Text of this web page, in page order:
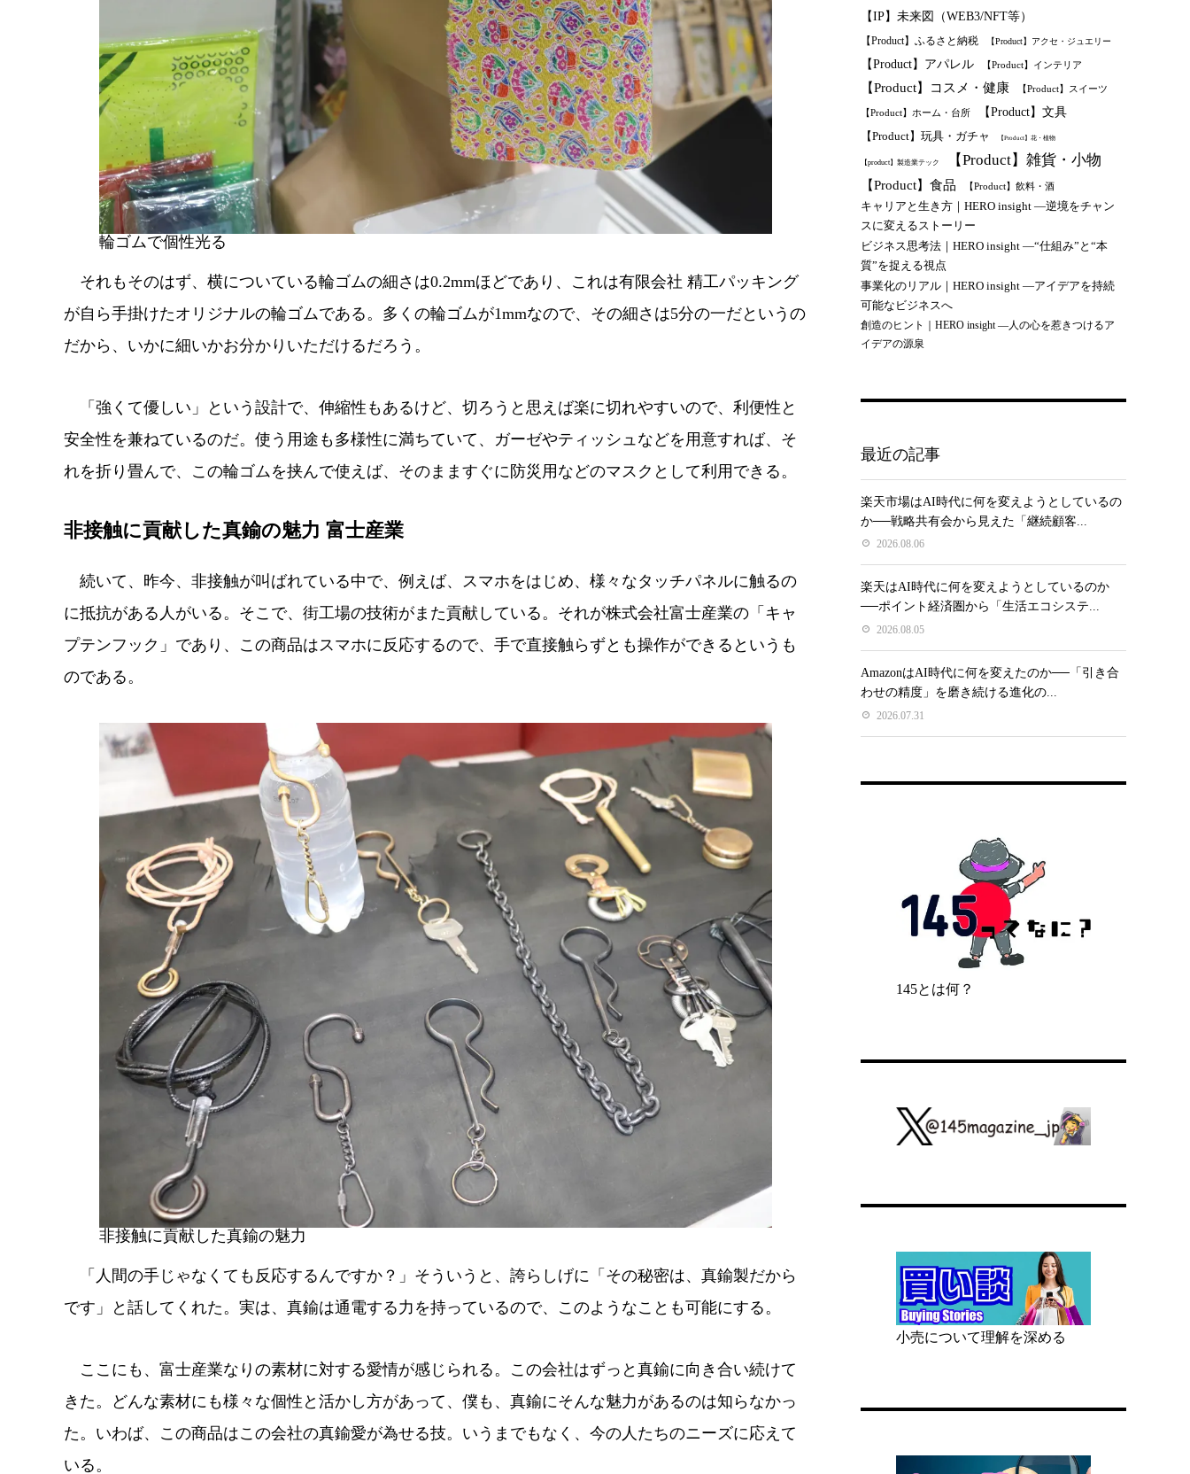
輪ゴムで個性光る
それもそのはず、横についている輪ゴムの細さは0.2mmほどであり、これは有限会社 精工パッキング
が自ら手掛けたオリジナルの輪ゴムである。多くの輪ゴムが1mmなので、その細さは5分の一だというの
だから、いかに細いかお分かりいただけるだろう。
「強くて優しい」という設計で、伸縮性もあるけど、切ろうと思えば楽に切れやすいので、利便性と
安全性を兼ねているのだ。使う用途も多様性に満ちていて、ガーゼやティッシュなどを用意すれば、そ
れを折り畳んで、この輪ゴムを挟んで使えば、そのまますぐに防災用などのマスクとして利用できる。
非接触に貢献した真鍮の魅力 富士産業
続いて、昨今、非接触が叫ばれている中で、例えば、スマホをはじめ、様々なタッチパネルに触るの
に抵抗がある人がいる。そこで、街工場の技術がまた貢献している。それが株式会社富士産業の「キャ
プテンフック」であり、この商品はスマホに反応するので、手で直接触らずとも操作ができるというも
のである。
非接触に貢献した真鍮の魅力
「人間の手じゃなくても反応するんですか？」そういうと、誇らしげに「その秘密は、真鍮製だから
です」と話してくれた。実は、真鍮は通電する力を持っているので、このようなことも可能にする。
ここにも、富士産業なりの素材に対する愛情が感じられる。この会社はずっと真鍮に向き合い続けて
きた。どんな素材にも様々な個性と活かし方があって、僕も、真鍮にそんな魅力があるのは知らなかっ
た。いわば、この商品はこの会社の真鍮愛が為せる技。いうまでもなく、今の人たちのニーズに応えて
いる。
【IP】未来図（WEB3/NFT等）
【Product】ふるさと納税 【Product】アクセ・ジュエリー
【Product】アパレル 【Product】インテリア
【Product】コスメ・健康 【Product】スイーツ
【Product】ホーム・台所 【Product】文具
【Product】玩具・ガチャ 【Product】花・植物
【product】製造業テック 【Product】雑貨・小物
【Product】食品 【Product】飲料・酒
キャリアと生き方｜HERO insight —逆境をチャン
スに変えるストーリー
ビジネス思考法｜HERO insight —“仕組み”と“本
質”を捉える視点
事業化のリアル｜HERO insight —アイデアを持続
可能なビジネスへ
創造のヒント｜HERO insight —人の心を惹きつけるア
イデアの源泉
最近の記事
楽天市場はAI時代に何を変えようとしているの
か──戦略共有会から見えた「継続顧客...
2026.08.06
楽天はAI時代に何を変えようとしているのか
──ポイント経済圏から「生活エコシステ...
2026.08.05
AmazonはAI時代に何を変えたのか──「引き合
わせの精度」を磨き続ける進化の...
2026.07.31
145とは何？
小売について理解を深める